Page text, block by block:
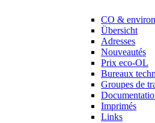
CO &
Übersicht
Adresses
Nouveautés
Prix eco-OL
Bureaux
Groupes de
Imprimés
Links